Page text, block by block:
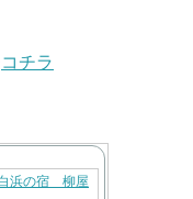
コチラ
浜の宿 柳屋